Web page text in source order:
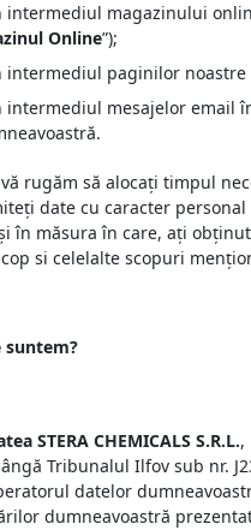
intermediul magazinului
Online”);
intermediul paginilor
intermediul mesajelor email
rugăm să alocați timpul
date cu caracter
în măsura în care, ați
si celelalte scopuri
suntem?
STERA CHEMICALS S.R.L.,
Tribunalul Ilfov sub nr.
datelor
dumneavoastră